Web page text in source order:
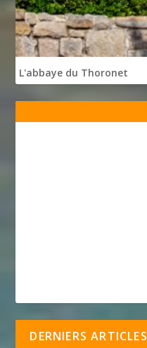
L'abbaye du Thoronet
DERNIERS ARTICLES